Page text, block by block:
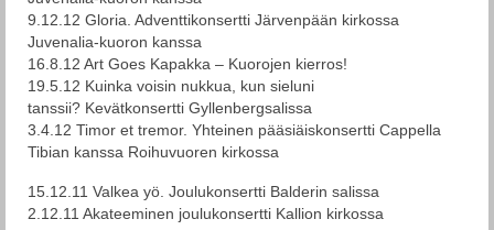
9.12.12 Gloria. Adventtikonsertti Järvenpään kirkossa
Juvenalia-kuoron kanssa
16.8.12 Art Goes Kapakka – Kuorojen kierros!
19.5.12 Kuinka voisin nukkua, kun sieluni
tanssii? Kevätkonsertti Gyllenbergsalissa
3.4.12 Timor et tremor. Yhteinen pääsiäiskonsertti Cappella
Tibian kanssa Roihuvuoren kirkossa
15.12.11 Valkea yö. Joulukonsertti Balderin salissa
2.12.11 Akateeminen joulukonsertti Kallion kirkossa